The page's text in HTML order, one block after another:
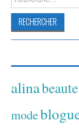
alinabeaute
mode